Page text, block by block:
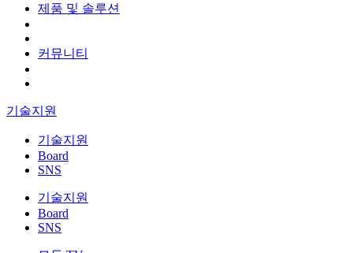
제품 및 솔루션
커뮤니티
기술지원
기술지원
Board
SNS
기술지원
Board
SNS